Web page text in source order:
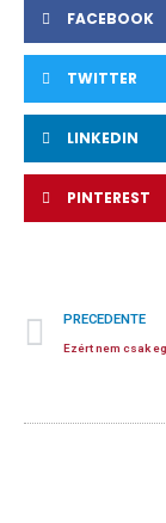
FACEBOOK
TWITTER
LINKEDIN
PINTEREST
PRECEDENTE